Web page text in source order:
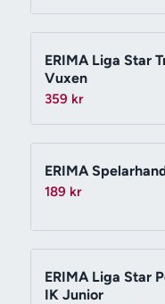
ERIMA Liga Star
Vuxen
359 kr
ERIMA
189 kr
ERIMA Liga Star
IK Junior